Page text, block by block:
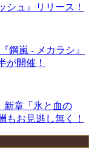
シュ』リリース！
鋼嵐 - メカラシ』
が開催！
新章「氷と血の
もお見逃し無く！